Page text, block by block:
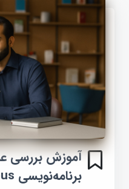
برنامه‌نویسی Asynchronous